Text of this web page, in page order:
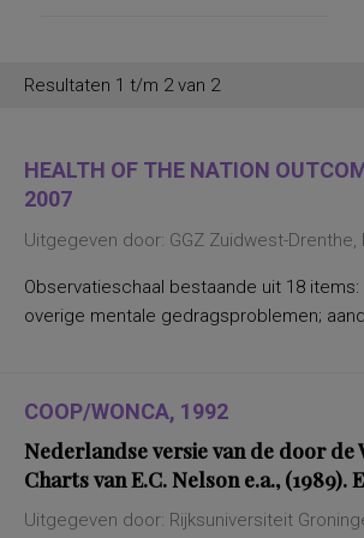
persoonlijkheidseigenschappen en
vaardigheden
posttraumatische stressstoornis
psychopathologie en
persoonlijkheidskenmerken
rekenen en wiskunde
sociaal-emotioneel functioneren en
betrokkenheid bij school
spannings- en vermijdingsaspecten van
werkwoorden
symptomen van gedragsstoornissen
ADHD, ODD en CD
taal- en communicatieproblemen
taalvaardigheid, receptief
toestandsangst en angstdispositie
Nederlands leesvaardigheid, Nederlands
Resultaten 1 t/m 2 van 2
HEALTH OF THE NATION
2007
Uitgegeven door: GGZ Zuidwest-
Observatieschaal bestaande uit 18
overige mentale gedragsproblemen;
COOP/WONCA, 1992
Nederlandse versie van de door
Charts van E.C. Nelson e.a., (1989).
Uitgegeven door: Rijksuniversiteit